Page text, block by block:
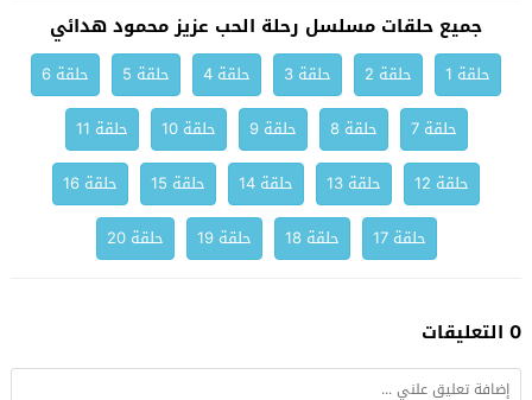
جميع حلقات مسلسل رحلة الحب عزيز محمود هدائي
حلقة 1 حلقة 2 حلقة 3 حلقة 4 حلقة 5
حلقة 6
حلقة 7
حلقة 8 حلقة 9 حلقة 10
حلقة 11
حلقة 12
حلقة 13 حلقة 14 حلقة 15
حلقة 16
حلقة 17
حلقة 18 حلقة 19 حلقة 20
0 التعليقات